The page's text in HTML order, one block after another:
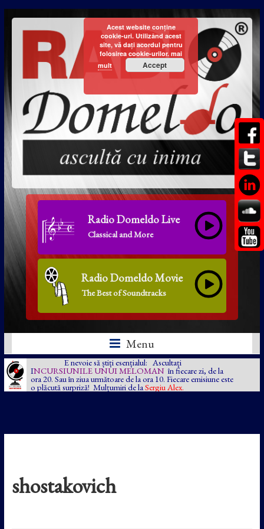
Radio Domeldo Live
Classical and More
Radio Domeldo Movie
The Best of Soundtracks
Menu
E nevoie să știți esențialul: Ascultați
INCURSIUNILE UNUI MELOMAN în fiecare zi, de la
ora 20. Sau în ziua următoare de la ora 10. Fiecare emisiune este
o plăcută surpriză! Mulțumiri de la Sergiu Alex.
shostakovich
Acest website conține
cookie-uri. Utilizând acest
site, vă dați acordul pentru
folosirea cookie-urilor. mai
mult
Accept